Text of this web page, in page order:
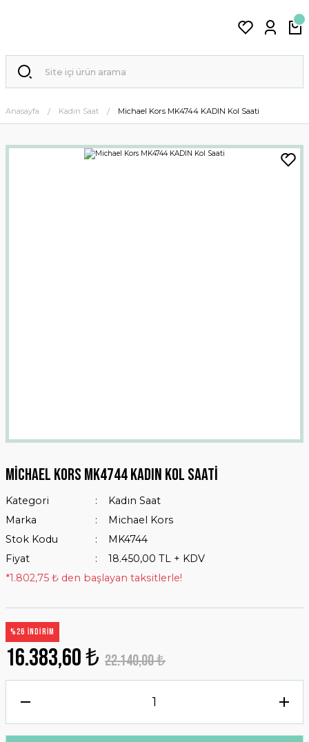
Anasayfa Kadın Saat Michael Kors MK4744 KADIN Kol Saati
Michael Kors MK4744 KADIN Kol Saati
Kategori
Kadın Saat
Marka
Michael Kors
Stok Kodu
MK4744
Fiyat
18.450,00 TL + KDV
*1.802,75 ₺ den başlayan taksitlerle!
%26 İNDİRİM
16.383,60 ₺ 22.140,00 ₺